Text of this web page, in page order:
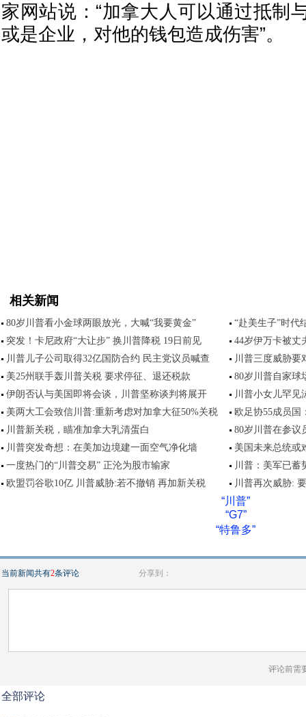
家网站说：“加拿大人可以通过抵制
或是企业，对他的钱包造成伤害”。
相关新闻
80岁川普看小金球两眼放光，大喊“我要黄金”
“赴美生子”时代
突发！卡尼政府“大让步” 换川普降税 19日前见
44岁伊万卡被丈
川普儿子公司取得32亿国防合约 民主党议员喊查
川普三度威胁要
美25州联手轰川普关税 要求停征、退还税款
80岁川普自家球
伊朗否认与美国即将会谈，川普坚称谈判将展开
川普小女儿罕见
美两大工会致信川普:重新考虑对加拿大征50%关税
欧足协55成员国
川普新关税，瞄准加拿大乳清蛋白
80岁川普在参议
川普突发奇想：在美加边境建一面空气净化墙
美国未来总统或
一度热门的“川普交易” 正沦为股市输家
川普：美军已蓄
欧盟罚谷歌10亿 川普威胁:若不撤销 再加新关税
川普再次威胁:
“川普”
“G7”
“特鲁多”
当前新闻共有2条评论 分享到：
评论前需
全部评论